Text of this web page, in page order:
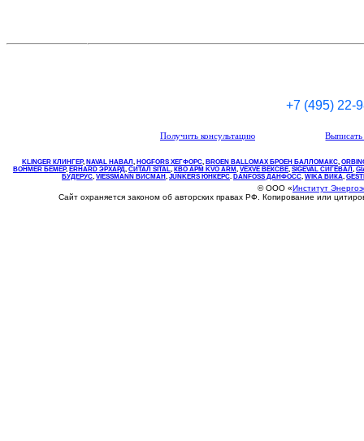
+7 (495) 22-
Получить консультацию
KLINGER КЛИНГЕР, NAVAL НАВАЛ , НOGFORS ХЕГФОРС, BROEN BALLOMAX БРОЕН БАЛЛОМАКС,
BOHMER БЕМЕР, ERHARD ЭРХАРД, СИТАЛ SITAL, КВО АРМ KVO ARM, VEXVE ВЕКСВЕ, SIGEVAL СИГЕВАЛ ,
БУДЕРУС, VIESSMANN ВИСМАН , JUNKERS ЮНКЕРС. DANFOSS ДАНФОСС, WIKA ВИКА,
© ООО «Институт
Сайт охраняется законом об авторских правах РФ. Копирование или